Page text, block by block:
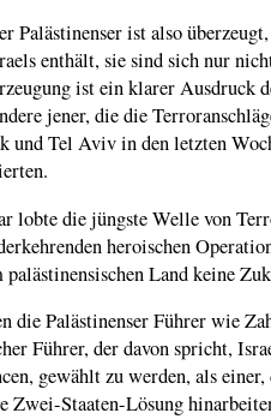
Palästinenser ist also
enthält, sie sind sich nur
ist ein klarer Ausdruck
jener, die die
und Tel Aviv in den letzten
lobte die jüngste Welle von
heroischen
palästinensischen Land keine
die Palästinenser Führer wie
Führer, der davon spricht,
gewählt zu werden, als
Zwei-Staaten-Lösung